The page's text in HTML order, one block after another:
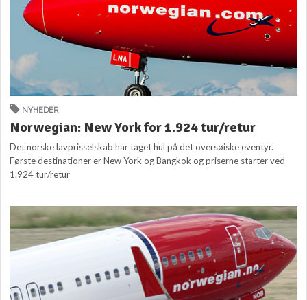
NYHEDER
Norwegian: New York for 1.924 tur/retur
Det norske lavprisselskab har taget hul på det oversøiske eventyr.
Første destinationer er New York og Bangkok og priserne starter ved
1.924 tur/retur